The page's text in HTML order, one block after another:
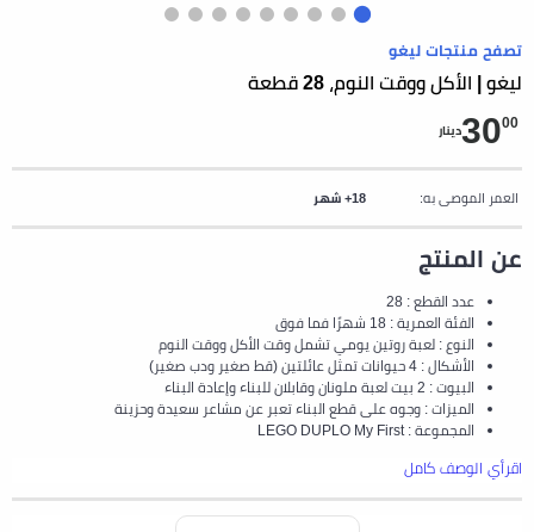
تصفح منتجات ليغو
ليغو | الأكل ووقت النوم، 28 قطعة
3000 دينار
العمر الموصى به: 18+ شهر
عن المنتج
عدد القطع : 28
الفئة العمرية : 18 شهرًا فما فوق
النوع : لعبة روتين يومي تشمل وقت الأكل ووقت النوم
الأشكال : 4 حيوانات تمثل عائلتين (قط صغير ودب صغير)
البيوت : 2 بيت لعبة ملونان وقابلان للبناء وإعادة البناء
الميزات : وجوه على قطع البناء تعبر عن مشاعر سعيدة وحزينة
المجموعة : LEGO DUPLO My First
اقرأي الوصف كامل